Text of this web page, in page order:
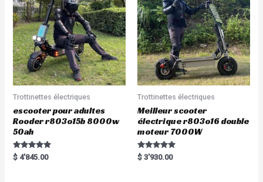
f
5
Trottinettes électriques
escooter pour adultes
Rooder r803o15b 8000w
50ah
Rated
5.00
$ 4'845.00
Trottinettes électriques
Meilleur scooter
électrique r803o16 double
moteur 7000W
Rated
5.00
$ 3'930.00